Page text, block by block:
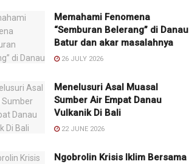
Memahami Fenomena
“Semburan Belerang” di Danau
Batur dan akar masalahnya
26 JULY 2026
Menelusuri Asal Muasal
Sumber Air Empat Danau
Vulkanik Di Bali
22 JUNE 2026
Ngobrolin Krisis Iklim Bersama